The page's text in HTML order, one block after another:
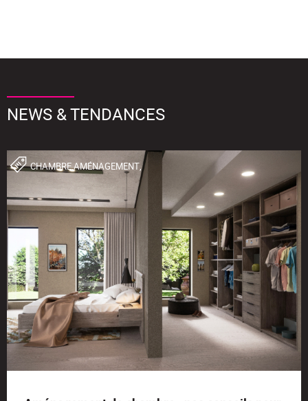
NEWS & TENDANCES
CHAMBRE,AMÉNAGEMENT,